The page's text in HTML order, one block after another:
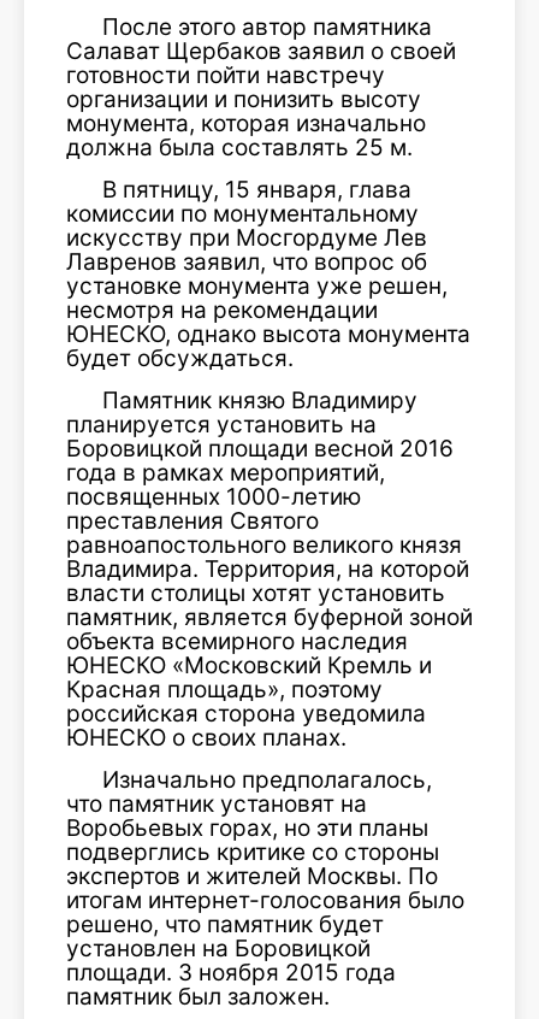
После этого автор памятника
Салават Щербаков заявил о своей
готовности пойти навстречу
организации и понизить высоту
монумента, которая изначально
должна была составлять 25 м.
В пятницу, 15 января, глава
комиссии по монументальному
искусству при Мосгордуме Лев
Лавренов заявил, что вопрос об
установке монумента уже решен,
несмотря на рекомендации
ЮНЕСКО, однако высота монумента
будет обсуждаться.
Памятник князю Владимиру
планируется установить на
Боровицкой площади весной 2016
года в рамках мероприятий,
посвященных 1000-летию
преставления Святого
равноапостольного великого князя
Владимира. Территория, на которой
власти столицы хотят установить
памятник, является буферной зоной
объекта всемирного наследия
ЮНЕСКО «Московский Кремль и
Красная площадь», поэтому
российская сторона уведомила
ЮНЕСКО о своих планах.
Изначально предполагалось,
что памятник установят на
Воробьевых горах, но эти планы
подверглись критике со стороны
экспертов и жителей Москвы. По
итогам интернет-голосования было
решено, что памятник будет
установлен на Боровицкой
площади. 3 ноября 2015 года
памятник был заложен.